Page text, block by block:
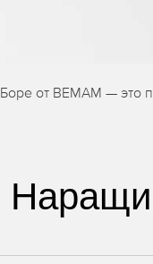
от BEMAM — это